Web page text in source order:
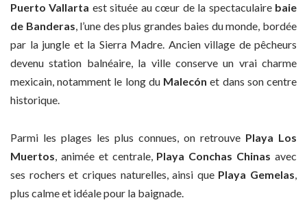
Puerto Vallarta est située au cœur de la spectaculaire baie
de Banderas, l’une des plus grandes baies du monde, bordée
par la jungle et la Sierra Madre. Ancien village de pêcheurs
devenu station balnéaire, la ville conserve un vrai charme
mexicain, notamment le long du Malecón et dans son centre
historique.
Parmi les plages les plus connues, on retrouve Playa Los
Muertos , animée et centrale, Playa Conchas Chinas avec
ses rochers et criques naturelles, ainsi que Playa Gemelas
plus calme et idéale pour la baignade.